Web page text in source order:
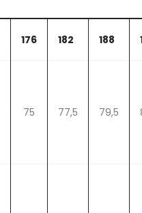
176 182 188
75 77,5 79,5